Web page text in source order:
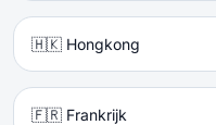
🇭🇰 Hongkong
🇫🇷 Frankrijk